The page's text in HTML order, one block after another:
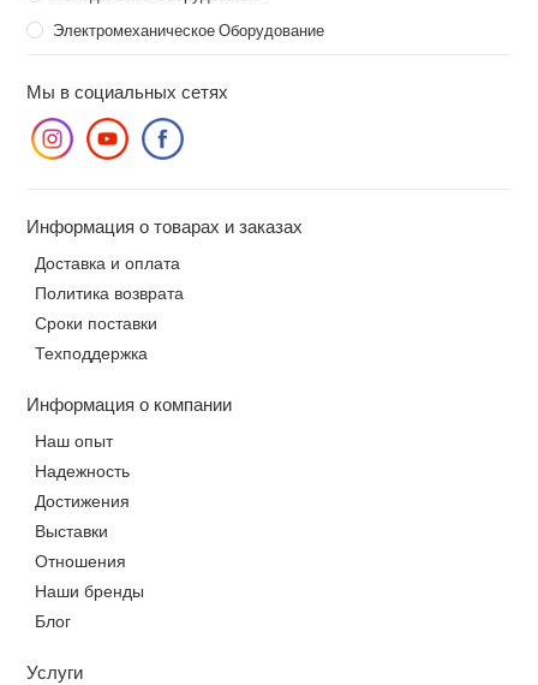
Электромеханическое Оборудование
Мы в социальных сетях
Информация о товарах и заказах
Доставка и оплата
Политика возврата
Сроки поставки
Техподдержка
Информация о компании
Наш опыт
Надежность
Достижения
Выставки
Отношения
Наши бренды
Блог
Услуги